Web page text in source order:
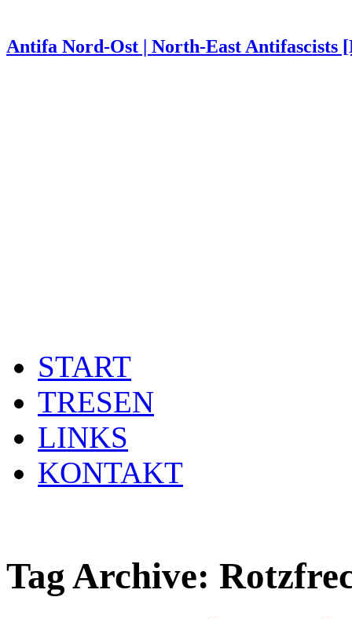
Antifa Nord-Ost | North-East Antifascists
START
TRESEN
LINKS
KONTAKT
Tag Archive: